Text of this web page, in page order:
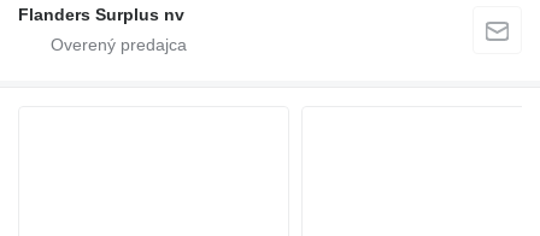
Flanders Surplus nv